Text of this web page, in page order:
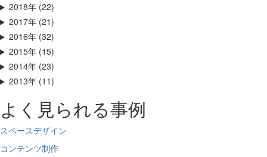
2018年 (22)
2017年 (21)
2016年 (32)
2015年 (15)
2014年 (23)
2013年 (11)
よく見られる事例
スペースデザイン
コンテンツ制作